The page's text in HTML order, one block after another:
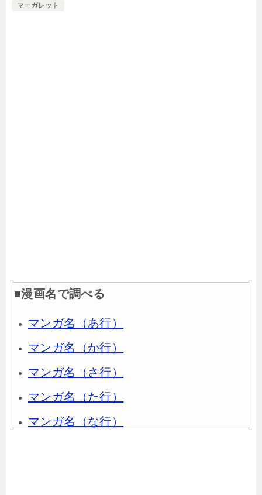
マーガレット
■漫画名で調べる
マンガ名（あ行）
マンガ名（か行）
マンガ名（さ行）
マンガ名（た行）
マンガ名（な行）